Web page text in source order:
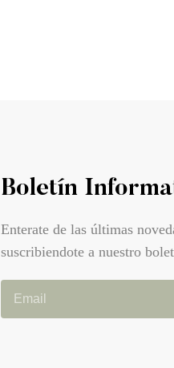
Boletín
Enterate de las últimas
suscribiendote a nuestro